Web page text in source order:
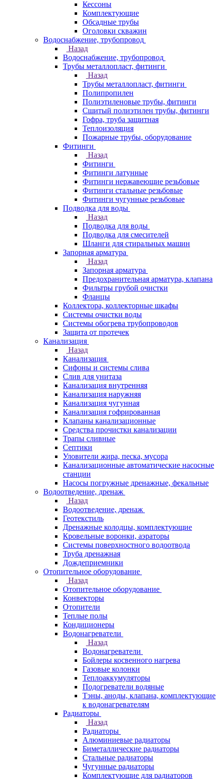
Кессоны
Комплектующие
Обсадные трубы
Оголовки скважин
Водоснабжение, трубопровод
Назад
Водоснабжение, трубопровод
Трубы металлопласт, фитинги
Назад
Трубы металлопласт, фитинги
Полипропилен
Полиэтиленовые трубы, фитинги
Сшитый полиэтилен трубы, фитинги
Гофра, труба защитная
Теплоизоляция
Пожарные трубы, оборудование
Фитинги
Назад
Фитинги
Фитинги латунные
Фитинги нержавеющие резьбовые
Фитинги стальные резьбовые
Фитинги чугунные резьбовые
Подводка для воды
Назад
Подводка для воды
Подводка для смесителей
Шланги для стиральных машин
Запорная арматура
Назад
Запорная арматура
Предохранительная арматура, клапана
Фильтры грубой очистки
Фланцы
Коллектора, коллекторные шкафы
Системы очистки воды
Системы обогрева трубопроводов
Защита от протечек
Канализация
Назад
Канализация
Сифоны и системы слива
Слив для унитаза
Канализация внутренняя
Канализация наружняя
Канализация чугунная
Канализация гофрированная
Клапаны канализационные
Средства прочистки канализации
Трапы сливные
Септики
Уловители жира, песка, мусора
Канализационные автоматические насосные
станции
Насосы погружные дренажные, фекальные
Водоотведение, дренаж
Назад
Водоотведение, дренаж
Геотекстиль
Дренажные колодцы, комплектующие
Кровельные воронки, аэраторы
Системы поверхностного водоотвода
Труба дренажная
Дождеприемники
Отопительное оборудование
Назад
Отопительное оборудование
Конвекторы
Отопители
Теплые полы
Кондиционеры
Водонагреватели
Назад
Водонагреватели
Бойлеры косвенного нагрева
Газовые колонки
Теплоаккумуляторы
Подогреватели водяные
Тэны, аноды, клапана, комплектующие
к водонагревателям
Радиаторы
Назад
Радиаторы
Алюминиевые радиаторы
Биметаллические радиаторы
Стальные радиаторы
Чугунные радиаторы
Комплектующие для радиаторов